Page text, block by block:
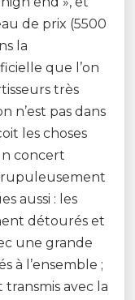
de prix (5500
la
que l’on
très
n’est pas dans
les choses
concert
aussi : les
détourés et
une grande
à l’ensemble ;
transmis avec la